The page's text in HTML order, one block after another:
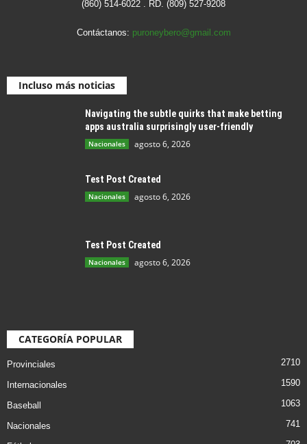
(860) 514-6022 . RD. (809) 527-9208
Contáctanos: puroneybero@gmail.com
Incluso más noticias
Navigating the subtle quirks that make betting
apps australia surprisingly user-friendly
Nacionales agosto 6, 2026
Test Post Created
Nacionales agosto 6, 2026
Test Post Created
Nacionales agosto 6, 2026
CATEGORÍA POPULAR
Provinciales 2710
Internacionales 1590
Baseball 1063
Nacionales 741